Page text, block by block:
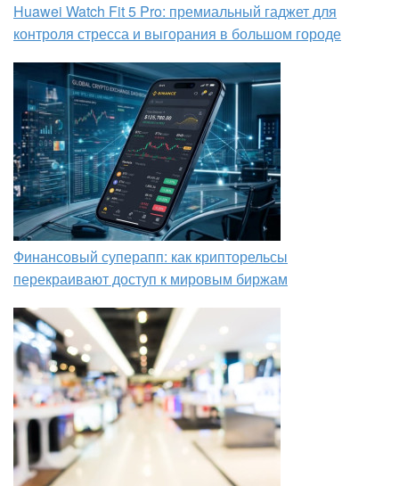
Huawei Watch Fit 5 Pro: премиальный гаджет для
контроля стресса и выгорания в большом городе
Финансовый суперапп: как крипторельсы
перекраивают доступ к мировым биржам